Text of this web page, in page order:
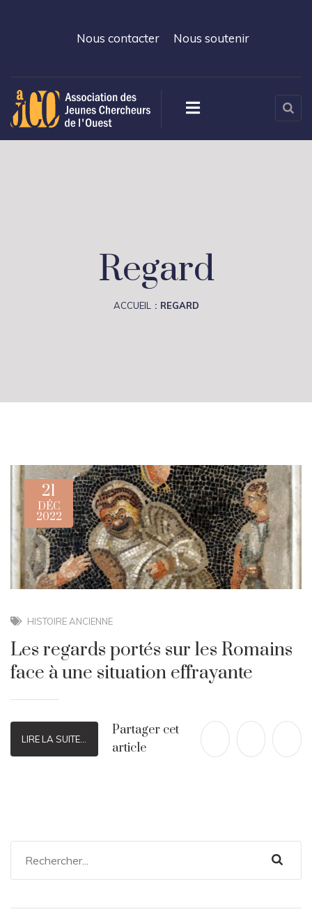
Nous contacter Nous soutenir
Regard
ACCUEIL REGARD
21
DÉC
2022
HISTOIRE ANCIENNE
Les regards portés sur les Romains
face à une situation effrayante
LIRE LA SUITE...
Partager cet
article